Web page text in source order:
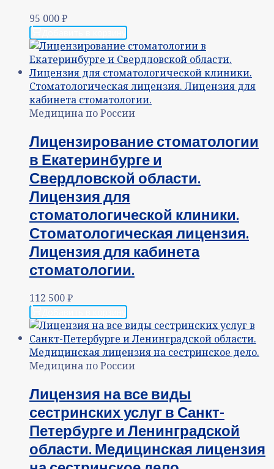
95 000₽
Медицина по России
Лицензирование стоматологии
в Екатеринбурге и
Свердловской области.
Лицензия для
стоматологической клиники.
Стоматологическая лицензия.
Лицензия для кабинета
стоматологии.
112 500₽
Медицина по России
Лицензия на все виды
сестринских услуг в Санкт-
Петербурге и Ленинградской
области. Медицинская лицензия